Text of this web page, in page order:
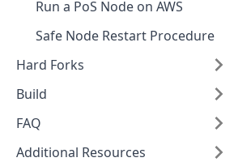
Run a PoS Node on AWS
Safe Node Restart Procedure
Hard Forks
Build
FAQ
Additional Resources